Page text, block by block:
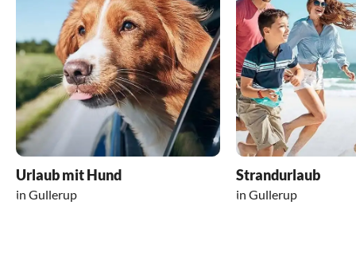
Urlaub mit Hund
in Gullerup
Strandurlaub
in Gullerup